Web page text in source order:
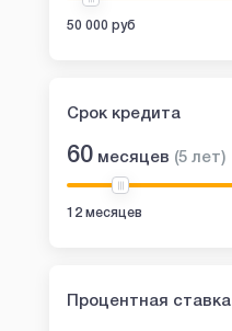
50 000 руб
Срок кредита
60 месяцев (5 лет)
12 месяцев
Процентная ставка